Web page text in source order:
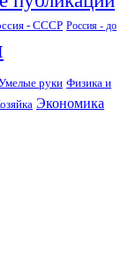
- СССР Россия - до
руки Физика и
Экономика